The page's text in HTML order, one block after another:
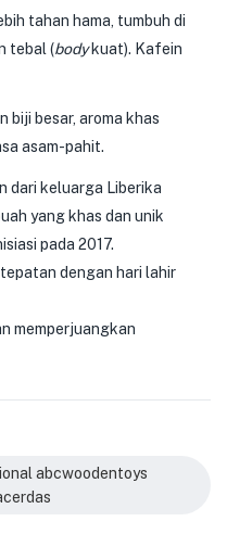
tahan hama, tumbuh di
tebal (bodykuat). Kafein
biji besar, aroma khas
asam-pahit.
dari keluarga Liberika
yang khas dan unik
pada 2017.
dengan hari lahir
memperjuangkan
abcwoodentoys